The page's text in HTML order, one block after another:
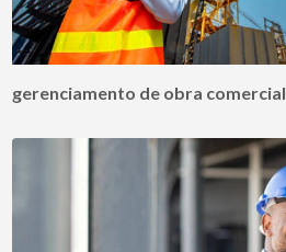
gerenciamento de obra comercial